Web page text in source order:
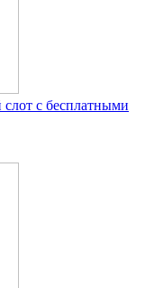
с бесплатными